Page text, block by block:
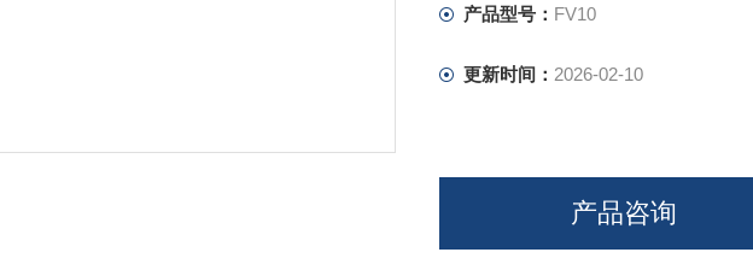
产品型号： FV10
更新时间： 2026-02-10
产品咨询